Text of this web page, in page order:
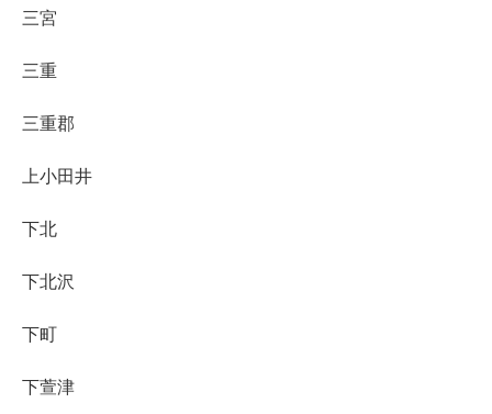
三宮
三重
三重郡
上小田井
下北
下北沢
下町
下萱津